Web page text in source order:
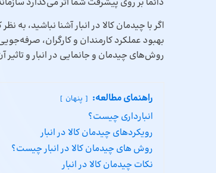
اگر با چیدمان کالا در انبار آشنا نباشید،
بهبود عملکرد کارمندان و کارگران،
روش‌های چیدمان و جانمایی در انبار و تاثیر
راهنمای مطالعه: پنهان
انبارداری چیست؟
رویکردهای چیدمان کالا در انبار
روش های چیدمان کالا در انبار چیست؟
نکات چیدمان کالا در انبار